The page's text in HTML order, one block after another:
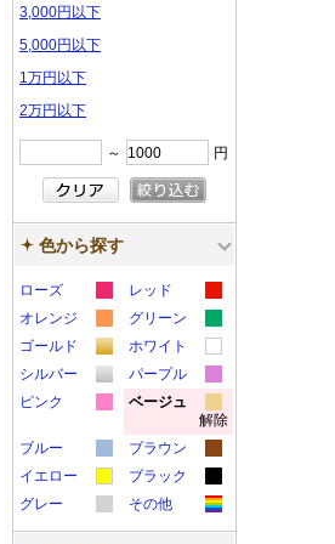
3,000円以下
5,000円以下
1万円以下
2万円以下
～ 円
色から探す
ローズ
カ
ラ
プ
ル
レッド
カ
ラ
ン
プ
ル
オレンジ
カ
ラ
ン
プ
ル
グリーン
カ
ラ
サ
ン
プ
ル
ゴールド
カ
ラ
サ
ン
プ
ホワイト
カ
ラ
ー
サ
ン
プ
シルバー
カ
ー
サ
ン
パープル
カ
ラ
ー
サ
ン
ピンク
ラ
ー
サ
ベージュ
カ
ラ
ー
サ
解除
ブルー
カ
ラ
ー
ブラウン
カ
ラ
ー
イエロー
カ
ラ
ブラック
カ
ラ
グレー
カ
その他
カ